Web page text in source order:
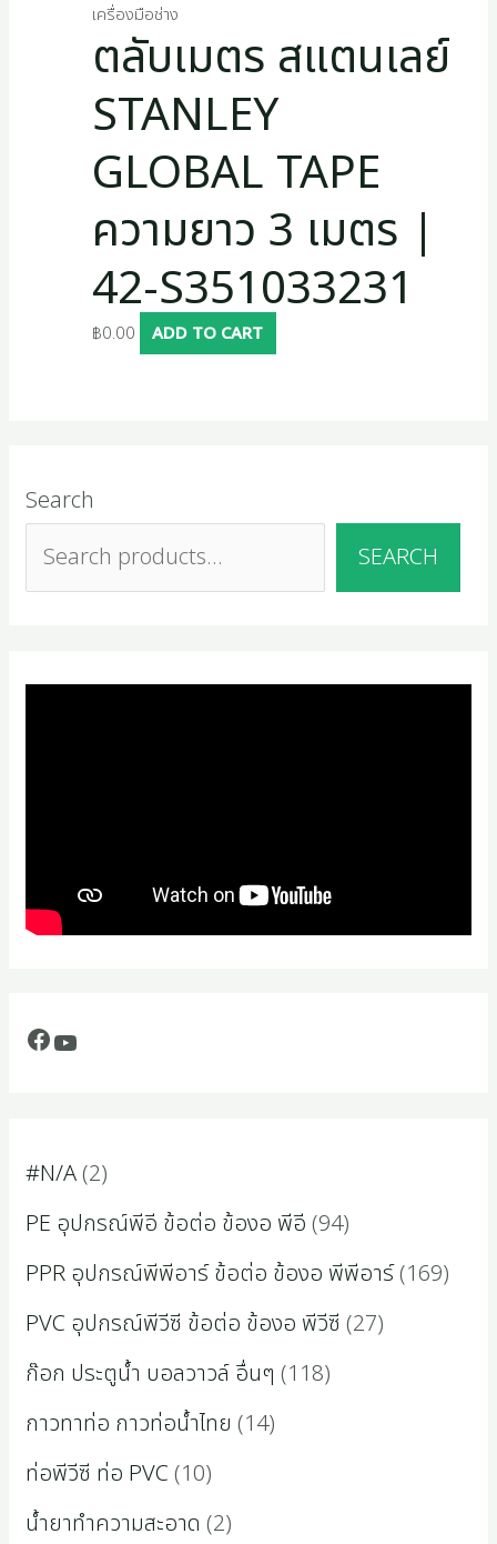
Search
SEARCH
#N/A 2
PE อุปกรณ์พีอี ข้อต่อ ข้องอ พีอี 94
PPR อุปกรณ์พีพีอาร์ ข้อต่อ ข้องอ พีพีอาร์ 169
PVC อุปกรณ์พีวีซี ข้อต่อ ข้องอ พีวีซี 27
ก๊อก ประตูน้ำ บอลวาวล์ อื่นๆ 118
กาวทาท่อ กาวท่อน้ำไทย 14
ท่อพีวีซี ท่อ PVC 10
น้ำยาทำความสะอาด 2
เครื่องมือช่าง
ตลับเมตร สแตนเลย์
STANLEY
GLOBAL TAPE
ความยาว 3 เมตร |
42-S351033231
฿0.00 ADD TO CART